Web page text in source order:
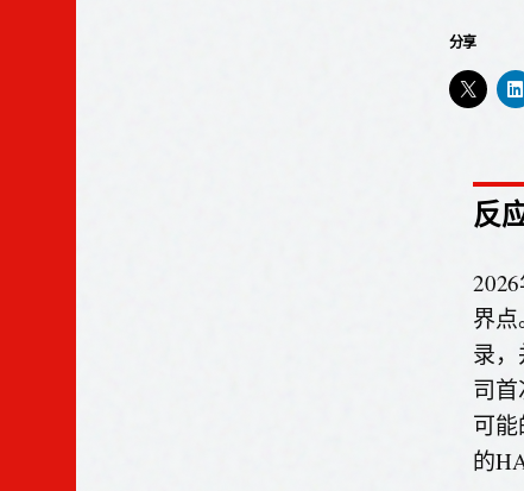
分享
反
界
录
司
可能
的